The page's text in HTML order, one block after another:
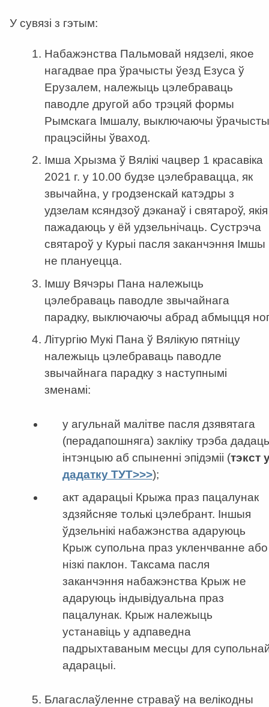
У сувязі з гэтым:
Набажэнства Пальмовай нядзелі, якое
нагадвае пра ўрачысты ўезд Езуса ў
Ерузалем, належыць цэлебраваць
паводле другой або трэцяй формы
Рымскага Імшалу, выключаючы ўрачысты
працэсійны ўваход.
Імша Хрызма ў Вялікі чацвер 1 красавіка
2021 г. у 10.00 будзе цэлебравацца, як
звычайна, у гродзенскай катэдры з
удзелам ксяндзоў дэканаў і святароў, якія
пажадаюць у ёй удзельнічаць. Сустрэча
святароў у Курыі пасля заканчэння Імшы
не плануецца.
Імшу Вячэры Пана належыць
цэлебраваць паводле звычайнага
парадку, выключаючы абрад абмыцця
Літургію Мукі Пана ў Вялікую пятніцу
належыць цэлебраваць паводле
звычайнага парадку з наступнымі
зменамі:
у агульнай малітве пасля дзявятага
(перадапошняга) закліку трэба дадаць
інтэнцыю аб спыненні эпідэміі (тэкст
дадатку ТУТ>>>);
акт адарацыі Крыжа праз пацалунак
здзяйсняе толькі цэлебрант. Іншыя
ўдзельнікі набажэнства адаруюць
Крыж супольна праз укленчванне або
нізкі паклон. Таксама пасля
заканчэння набажэнства Крыж не
адаруюць індывідуальна праз
пацалунак. Крыж належыць
устанавіць у адпаведна
падрыхтаваным месцы для
адарацыі.
Благаслаўленне страваў на велікодны